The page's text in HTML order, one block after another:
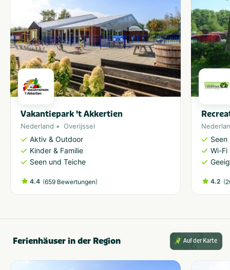
Vakantiepark 't Akkertien
Nederland Overijssel
Aktiv & Outdoor
Kinder & Familie
Seen und Teiche
4.4 (659 Bewertungen)
Seen
Wi-Fi
4.2 (
Ferienhäuser in der Region Auf der Karte